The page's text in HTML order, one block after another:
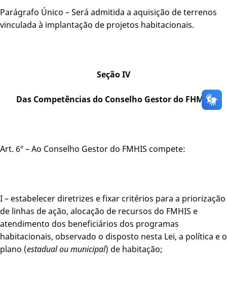
Parágrafo Único – Será admitida a aquisição de terrenos
vinculada à implantação de projetos habitacionais.
Seção IV
Das Competências do Conselho Gestor do FHMIS
Art. 6º – Ao Conselho Gestor do FMHIS compete:
I – estabelecer diretrizes e fixar critérios para a priorização
de linhas de ação, alocação de recursos do FMHIS e
atendimento dos beneficiários dos programas
habitacionais, observado o disposto nesta Lei, a política e o
plano (estadual ou municipal) de habitação;